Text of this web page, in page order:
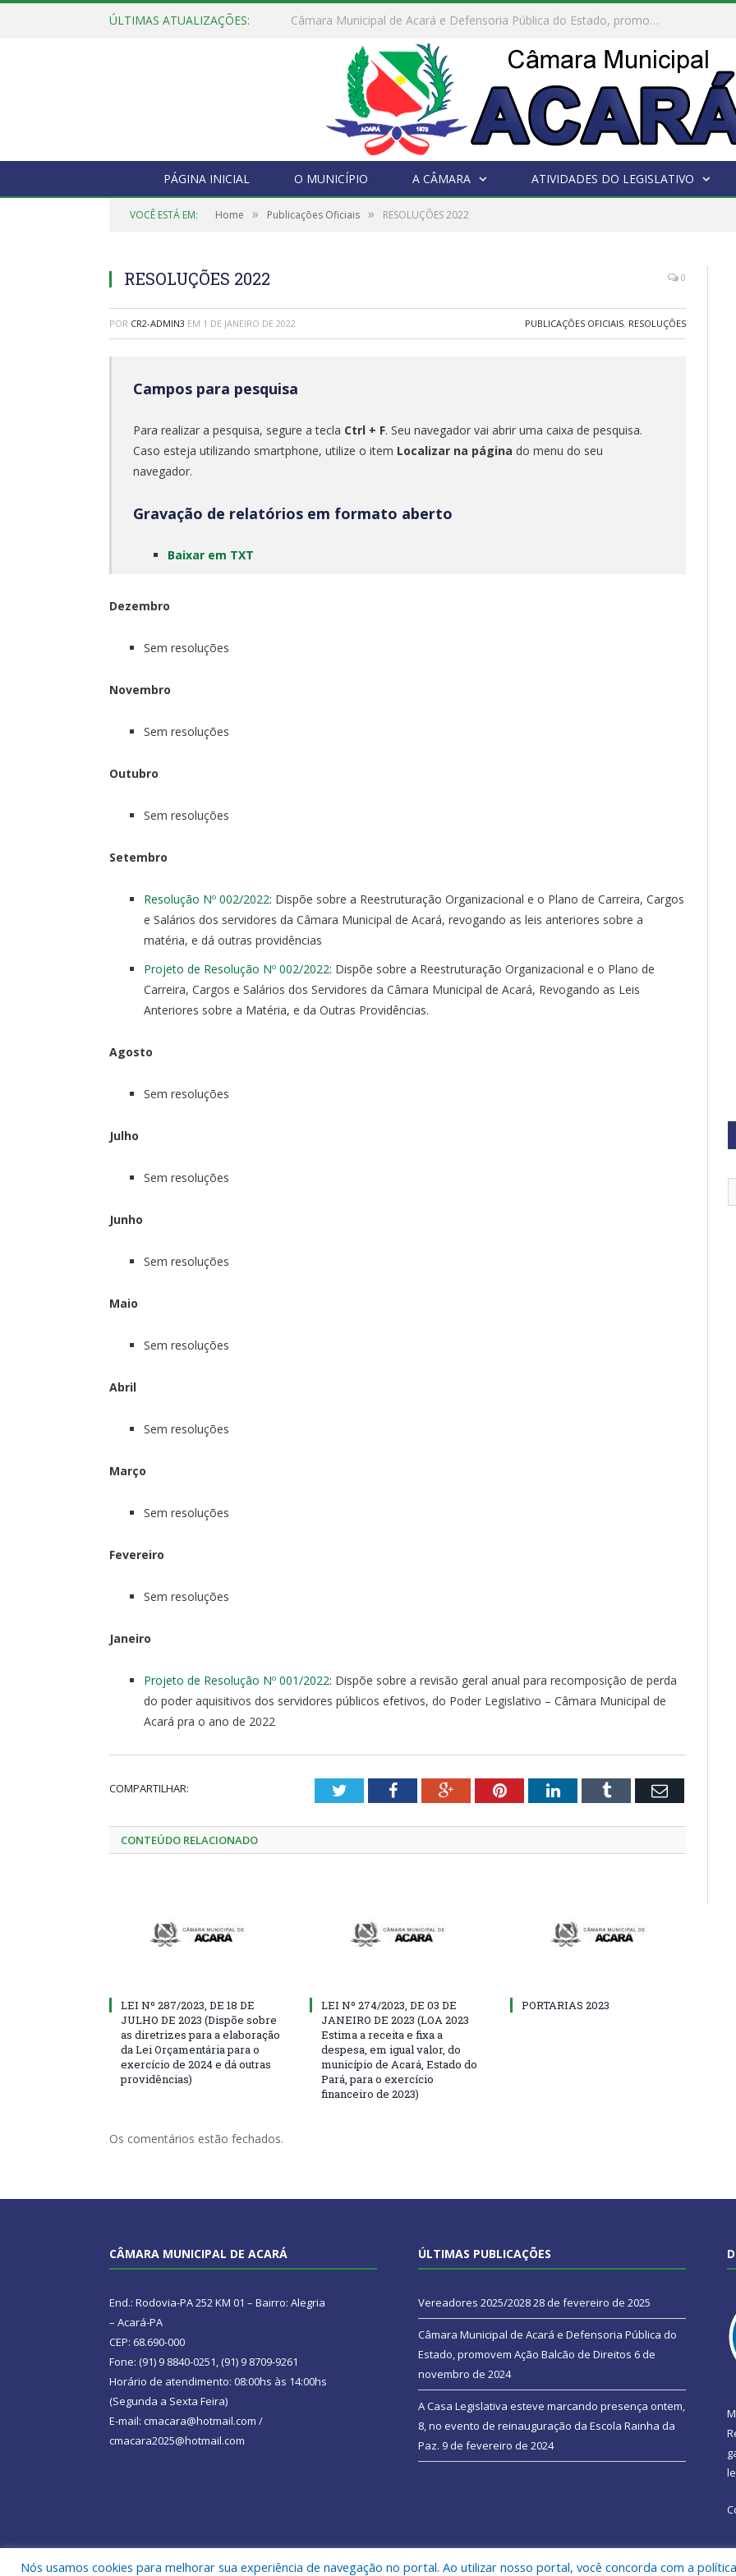
ÚLTIMAS ATUALIZAÇÕES: Câmara Municipal de Acará e Defensoria Pública do Estado, promovem Ação Balcão de Direitos
PÁGINA INICIAL O MUNICÍPIO A CÂMARA ATIVIDADES DO LEGISLATIVO
VOCÊ ESTÁ EM: Home » Publicações Oficiais » RESOLUÇÕES 2022
RESOLUÇÕES 2022 0
POR CR2-ADMIN3 EM 1 DE JANEIRO DE 2022 PUBLICAÇÕES OFICIAIS, RESOLUÇÕES
Campos para pesquisa
Para realizar a pesquisa, segure a tecla Ctrl + F. Seu navegador vai abrir uma caixa de pesquisa.
Caso esteja utilizando smartphone, utilize o item Localizar na página do menu do seu
navegador.
Gravação de relatórios em formato aberto
Baixar em TXT
Dezembro
Sem resoluções
Novembro
Sem resoluções
Outubro
Sem resoluções
Setembro
Resolução Nº 002/2022: Dispõe sobre a Reestruturação Organizacional e o Plano de Carreira, Cargos
e Salários dos servidores da Câmara Municipal de Acará, revogando as leis anteriores sobre a
matéria, e dá outras providências
Projeto de Resolução Nº 002/2022: Dispõe sobre a Reestruturação Organizacional e o Plano de
Carreira, Cargos e Salários dos Servidores da Câmara Municipal de Acará, Revogando as Leis
Anteriores sobre a Matéria, e da Outras Providências.
Agosto
Sem resoluções
Julho
Sem resoluções
Junho
Sem resoluções
Maio
Sem resoluções
Abril
Sem resoluções
Março
Sem resoluções
Fevereiro
Sem resoluções
Janeiro
Projeto de Resolução Nº 001/2022: Dispõe sobre a revisão geral anual para recomposição de perda
do poder aquisitivos dos servidores públicos efetivos, do Poder Legislativo – Câmara Municipal de
Acará pra o ano de 2022
COMPARTILHAR: TwitterFacebookGoogle+PinterestLinkedInTumblr Email
CONTEÚDO RELACIONADO
LEI Nº 287/2023, DE 18 DE
JULHO DE 2023 (Dispõe sobre
as diretrizes para a elaboração
da Lei Orçamentária para o
exercício de 2024 e dá outras
providências)
LEI Nº 274/2023, DE 03 DE
JANEIRO DE 2023 (LOA 2023
Estima a receita e fixa a
despesa, em igual valor, do
município de Acará, Estado do
Pará, para o exercício
financeiro de 2023)
PORTARIAS 2023
Os comentários estão fechados.
CÂMARA MUNICIPAL DE ACARÁ
End.: Rodovia-PA 252 KM 01 – Bairro: Alegria
– Acará-PA
CEP: 68.690-000
Fone: (91) 9 8840-0251, (91) 9 8709-9261
Horário de atendimento: 08:00hs às 14:00hs
(Segunda a Sexta Feira)
E-mail: cmacara@hotmail.com /
cmacara2025@hotmail.com
ÚLTIMAS PUBLICAÇÕES
Vereadores 2025/202828 de fevereiro de 2025
Câmara Municipal de Acará e Defensoria Pública do
Estado, promovem Ação Balcão de Direitos 6 de
novembro de 2024
A Casa Legislativa esteve marcando presença ontem,
8, no evento de reinauguração da Escola Rainha da
Paz. 9 de fevereiro de 2024
Nós usamos cookies para melhorar sua experiência de navegação no portal. Ao utilizar nosso portal, você concorda com a